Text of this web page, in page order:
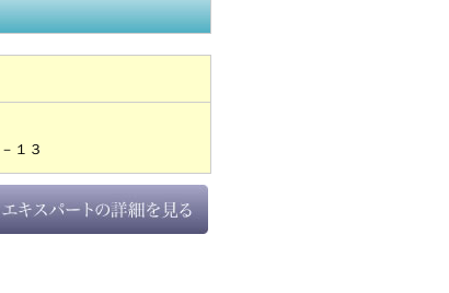
１３